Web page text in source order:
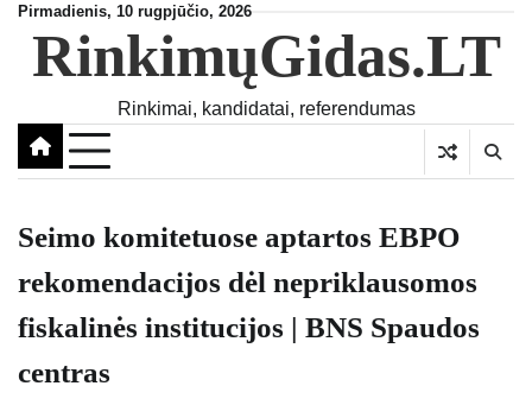
Skip
content
Pirmadienis, 10 rugpjūčio, 2026
RinkimųGidas.LT
Rinkimai, kandidatai, referendumas
Seimo komitetuose aptartos EBPO
rekomendacijos dėl nepriklausomos
fiskalinės institucijos | BNS Spaudos
centras